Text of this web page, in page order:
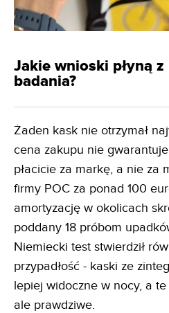
Jakie wnioski płyną
badania?
Żaden kask nie otrzymał
cena zakupu nie
płacicie za markę, a nie za
firmy POC za ponad 100
amortyzację w okolicach
poddany 18 próbom
Niemiecki test stwierdził
przypadłość - kaski ze
lepiej widoczne w nocy, a
ale prawdziwe.